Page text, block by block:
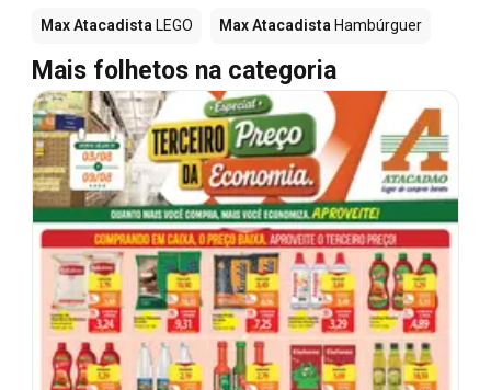
Max Atacadista LEGO Max Atacadista Hambúrguer
Mais folhetos na categoria